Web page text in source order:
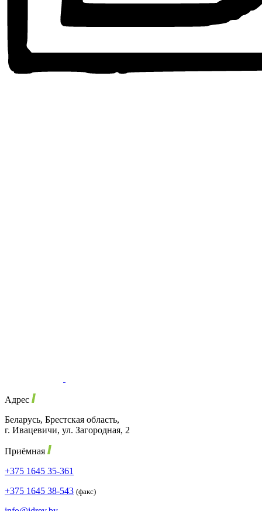
Адрес
Беларусь, Брестская область,
г. Ивацевичи, ул. Загородная, 2
Приёмная
+375 1645 35-361
+375 1645 38-543 (факс)